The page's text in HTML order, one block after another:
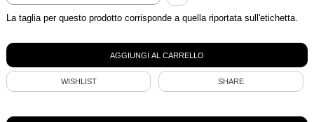
La taglia per questo prodotto corrisponde a quella riportata sull'etichetta.
WISHLIST SHARE